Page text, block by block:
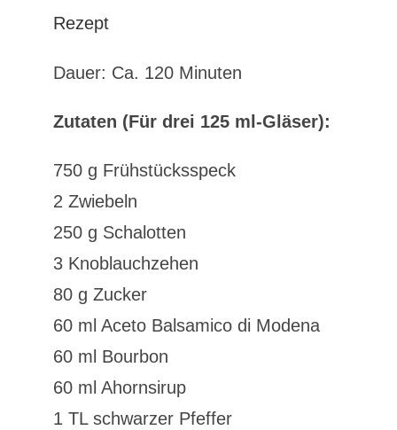
Rezept
Dauer: Ca. 120 Minuten
Zutaten (Für drei 125 ml-Gläser):
750 g Frühstücksspeck
2 Zwiebeln
250 g Schalotten
3 Knoblauchzehen
80 g Zucker
60 ml Aceto Balsamico di Modena
60 ml Bourbon
60 ml Ahornsirup
1 TL schwarzer Pfeffer